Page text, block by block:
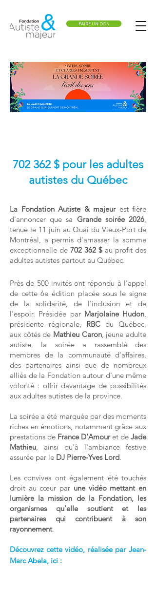
FAIRE UN DON
702 362 $ pour les adultes
autistes du Québec
La Fondation Autiste & majeurest fière
d'annoncer que sa Grande soirée 2026,
tenue le 11 juin au Quai du Vieux-Port de
Montréal, a permis d'amasser la somme
exceptionnelle de 702 362 $ au profit des
adultes autistes partout au Québec.
Près de 500 invités ont répondu à l'appel
de cette 6e édition placée sous le signe
de la solidarité, de l'inclusion et de
l'espoir. Présidée par Marjolaine Hudon,
présidente régionale, RBC du Québec,
aux côtés de Mathieu Caron, jeune adulte
autiste, la soirée a rassemblé des
membres de la communauté d'affaires,
des partenaires ainsi que de nombreux
alliés de la Fondation autour d'une même
volonté : offrir davantage de possibilités
aux adultes autistes de la province.
La soirée a été marquée par des moments
riches en émotions, notamment grâce aux
prestations de France D'Amouret de Jade
Mathieu, ainsi qu'à l'ambiance festive
assurée par le DJ Pierre-Yves Lord.
Les convives ont également été touchés
droit au cœur par une vidéo mettant en
lumière la mission de la Fondation, les
organismes qu’elle soutient et les
partenaires qui contribuent à son
rayonnement.
Découvrez cette vidéo, réalisée par Jean-
Marc Abela, ici :